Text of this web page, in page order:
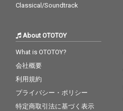
Classical/Soundtrack
About OTOTOY
What is OTOTOY?
会社概要
利用規約
プライバシー・ポリシー
特定商取引法に基づく表示